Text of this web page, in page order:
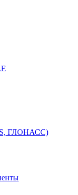
ГЛОНАСС)